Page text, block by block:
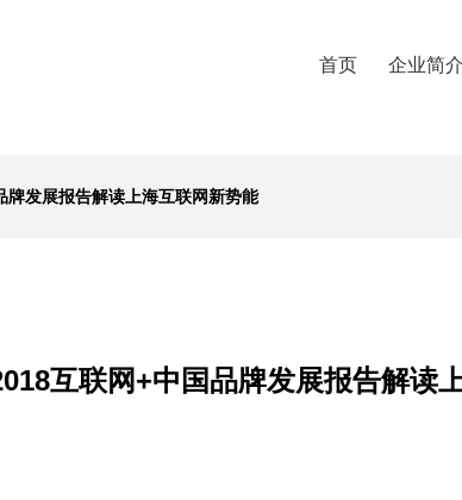
首页 企业简介
牌发展报告解读上海互联网新势能
互联网+中国品牌发展报告解读